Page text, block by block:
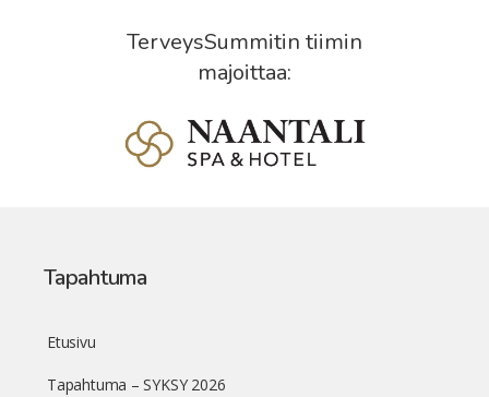
TerveysSummitin tiimin
majoittaa:
Tapahtuma
Etusivu
Tapahtuma – SYKSY 2026